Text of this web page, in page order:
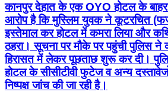
कानपुर देहात के एक OYO होटल के बाहर
आरोप है कि मुस्लिम युवक ने कूटरचित
इस्तेमाल कर होटल में कमरा लिया और
ठहरा। सूचना पर मौके पर पहुंची पुलिस
हिरासत में लेकर पूछताछ शुरू कर दी।
होटल के सीसीटीवी फुटेज व अन्य
निष्पक्ष जांच की जा रही है।